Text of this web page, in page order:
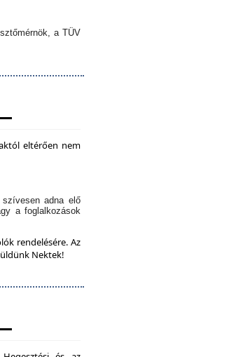
a TÜV
eltérően nem
adna elő
a foglalkozások
rendelésére. Az
Nektek!